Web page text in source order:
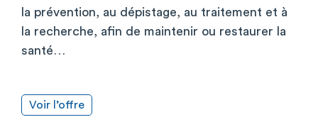
la prévention, au dépistage, au traitement et à
la recherche, afin de maintenir ou restaurer la
santé…
Voir l’offre